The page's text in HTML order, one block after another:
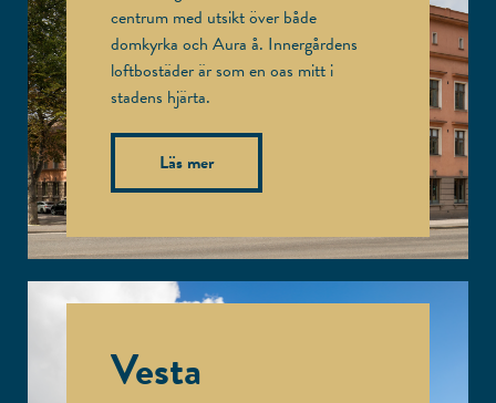
centrum med utsikt över både
domkyrka och Aura å. Innergårdens
loftbostäder är som en oas mitt i
stadens hjärta.
Läs mer
Vesta